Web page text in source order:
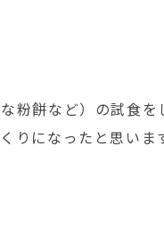
粉餅など）の試食を
りになったと思いま